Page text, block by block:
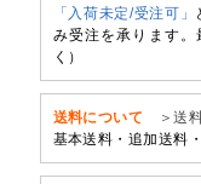
「入荷未定/受注可」
み受注を承ります
く）
送料について
＞送
基本送料・追加送料